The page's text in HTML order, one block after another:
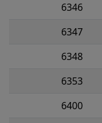
6346
6347
6348
6353
6400